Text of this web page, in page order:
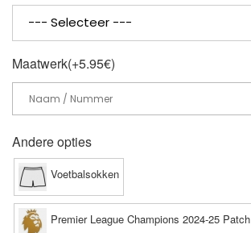
Maatwerk(+5.95€)
Andere opties
Voetbalsokken
Premier League Champions 2024-25 Patch